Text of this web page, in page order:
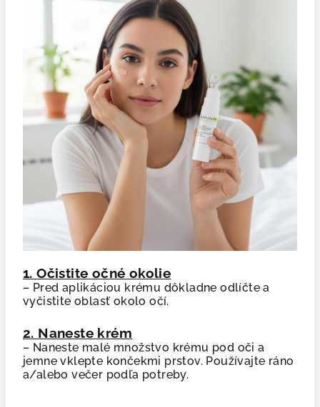
1. Očistite očné okolie
– Pred aplikáciou krému dôkladne odlíčte a
vyčistite oblasť okolo očí.
2. Naneste krém
– Naneste malé množstvo krému pod oči a
jemne vklepte končekmi prstov. Používajte ráno
a/alebo večer podľa potreby.